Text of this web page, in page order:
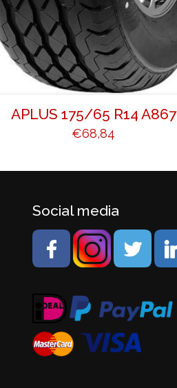
APLUS 175/65 R14 A867
€68,84
Social media